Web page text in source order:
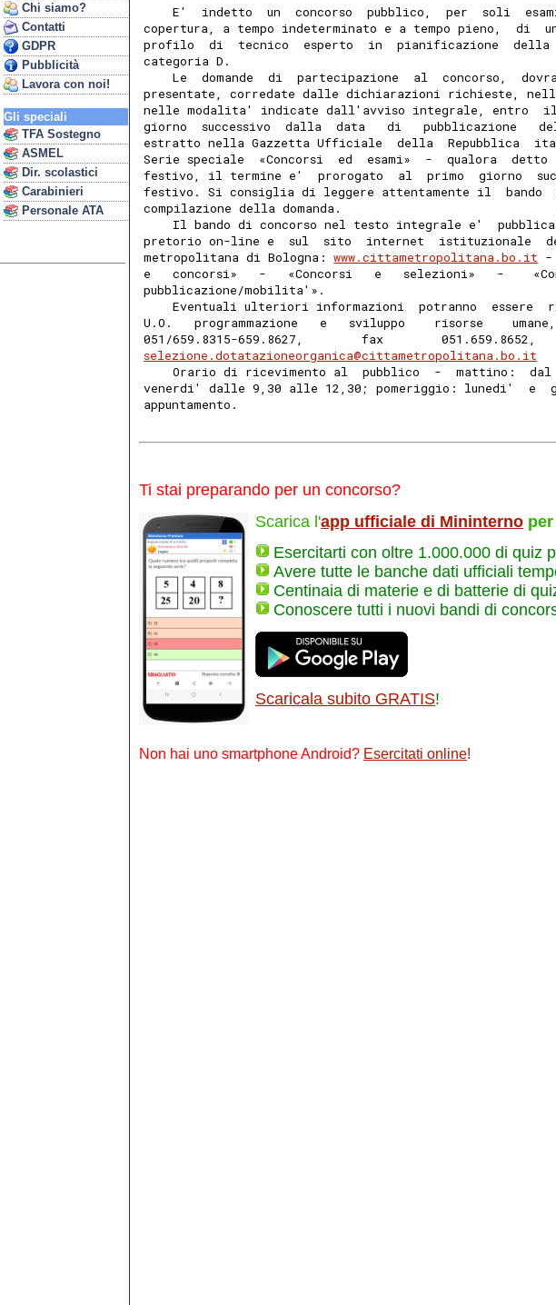
Chi siamo?
Contatti
GDPR
Pubblicità
Lavora con noi!
Gli speciali
TFA Sostegno
ASMEL
Dir. scolastici
Carabinieri
Personale ATA
E'  indetto  un  concorso  pubblico,  per  soli
copertura, a tempo indeterminato e a tempo pieno,  di
profilo  di  tecnico  esperto  in  pianificazione
categoria D.
Le  domande  di  partecipazione  al  concorso,
presentate, corredate dalle dichiarazioni richieste,
nelle modalita' indicate dall'avviso integrale, entro  il
giorno  successivo  dalla  data   di   pubblicazione
estratto nella Gazzetta Ufficiale  della  Repubblica
Serie speciale  «Concorsi  ed  esami»  -  qualora
festivo, il termine e'  prorogato  al  primo  giorno
festivo. Si consiglia di leggere attentamente il  bando
compilazione della domanda.
Il bando di concorso nel testo integrale e'
pretorio on-line e  sul  sito  internet  istituzionale
metropolitana di Bologna: www.cittametropolitana.bo.it -
e   concorsi»   -   «Concorsi   e   selezioni»   -
pubblicazione/mobilita'».
Eventuali ulteriori informazioni  potranno  essere
U.O.   programmazione   e   sviluppo    risorse
051/659.8315-659.8627,        fax
selezione.dotatazioneorganica@cittametropolitana.bo.it
Orario di ricevimento al  pubblico  -  mattino:  dal
venerdi' dalle 9,30 alle 12,30; pomeriggio: lunedi'  e
appuntamento.
Ti stai preparando per un concorso?
Scarica l'app ufficiale di Mininterno
Esercitarti con oltre 1.000.000 di quiz
Avere tutte le banche dati ufficiali
Centinaia di materie e di batterie di
Conoscere tutti i nuovi bandi di
Scaricala subito GRATIS!
Non hai uno smartphone Android? Esercitati online!